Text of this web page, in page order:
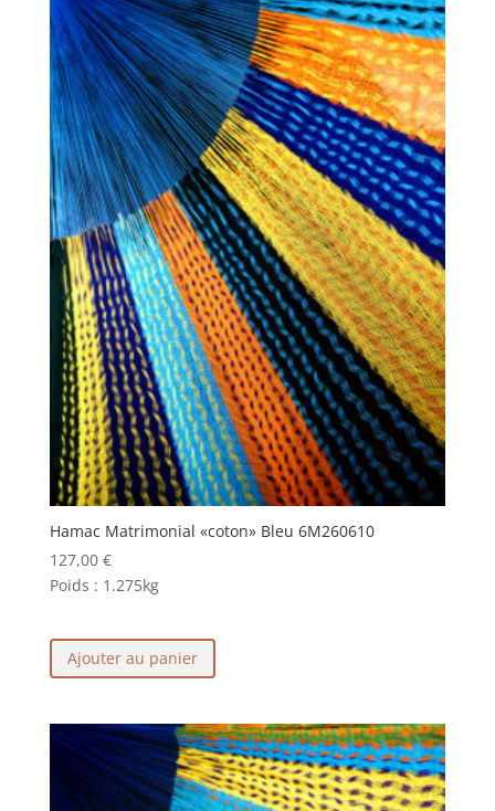
Hamac Matrimonial «coton» Bleu 6M260610
127,00 €
Poids : 1.275kg
Ajouter au panier